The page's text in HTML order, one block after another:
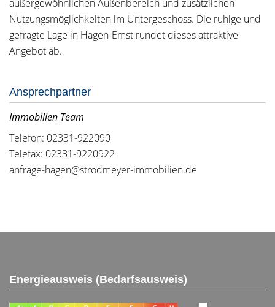
außergewöhnlichen Außenbereich und zusätzlichen
Nutzungsmöglichkeiten im Untergeschoss. Die ruhige und
gefragte Lage in Hagen-Emst rundet dieses attraktive
Angebot ab.
Ansprechpartner
Immobilien Team
Telefon: 02331-922090
Telefax: 02331-9220922
anfrage-hagen@strodmeyer-immobilien.de
Energieausweis (Bedarfsausweis)